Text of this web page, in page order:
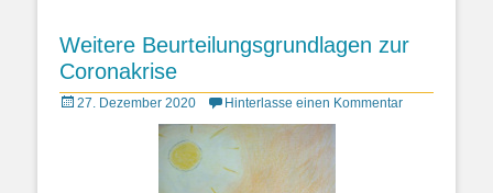
Weitere Beurteilungsgrundlagen zur
Coronakrise
Posted27. Dezember 2020 Hinterlasse einen Kommentar